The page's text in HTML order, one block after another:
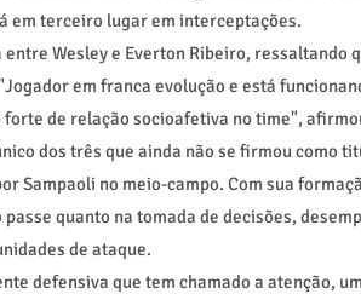
em terceiro lugar em interceptações.
Wesley e Everton Ribeiro, ressaltando
em franca evolução e está
de relação socioafetiva no time",
dos três que ainda não se firmou como
Sampaoli no meio-campo. Com sua
quanto na tomada de decisões,
de ataque.
defensiva que tem chamado a atenção,